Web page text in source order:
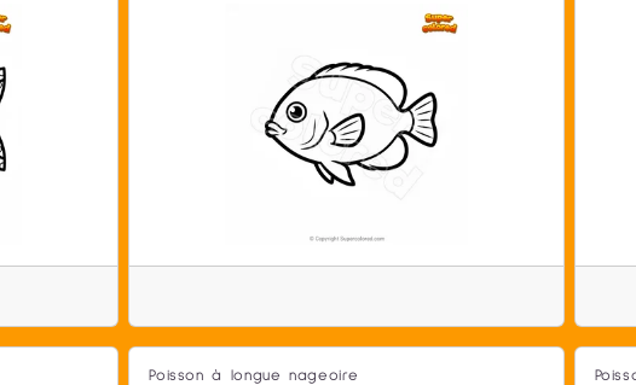
Poisson à longue nageoire